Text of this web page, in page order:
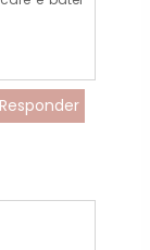
Responder